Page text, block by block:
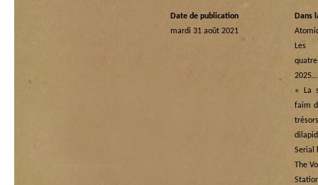
Date de publication
mardi 31 août 2021
Dans
Les
quatre
2025…
« La
faim
Serial
The